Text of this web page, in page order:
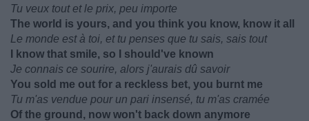
Tu veux tout et le prix, peu importe
The world is yours, and you think you know, know it all
Le monde est à toi, et tu penses que tu sais, sais tout
I know that smile, so I should've known
Je connais ce sourire, alors j'aurais dû savoir
You sold me out for a reckless bet, you burnt me
Tu m'as vendue pour un pari insensé, tu m'as cramée
Of the ground, now won't back down anymore